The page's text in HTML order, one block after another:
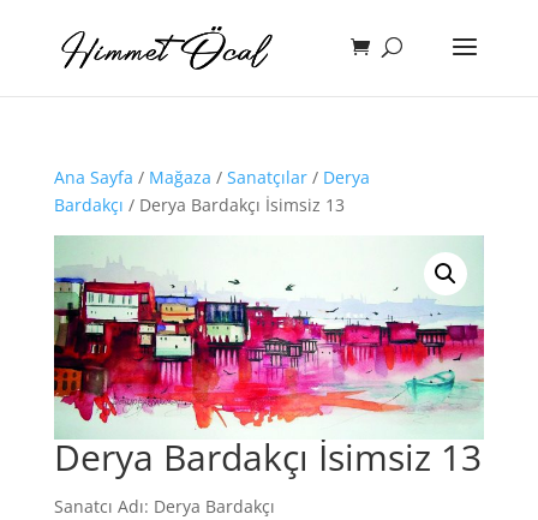
Ana Sayfa / Mağaza / Sanatçılar/ Derya
Bardakçı / Derya Bardakçı İsimsiz 13
Derya Bardakçı İsimsiz 13
Sanatcı Adı: Derya Bardakçı